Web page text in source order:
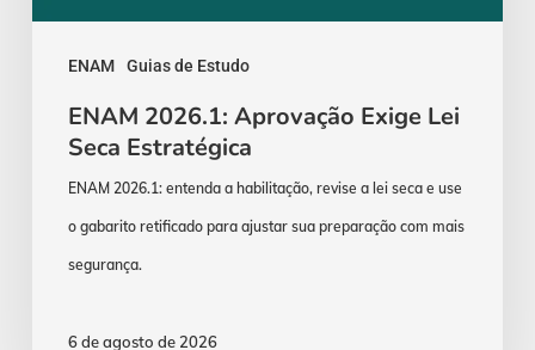
ENAM Guias de Estudo
ENAM 2026.1: Aprovação Exige Lei
Seca Estratégica
ENAM 2026.1: entenda a habilitação, revise a lei seca e use
o gabarito retificado para ajustar sua preparação com mais
segurança.
6 de agosto de 2026